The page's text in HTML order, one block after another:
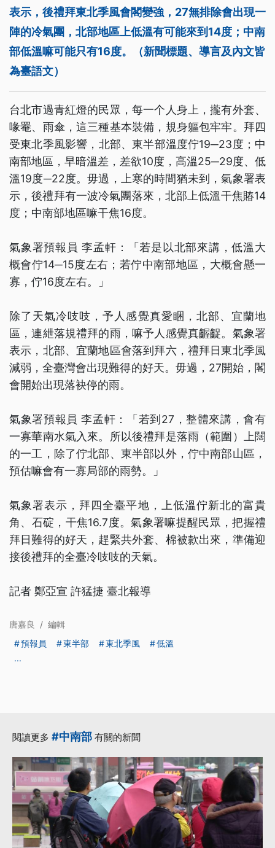
表示，後禮拜東北季風會閣變強，27無排除會出現一
陣的冷氣團，北部地區上低溫有可能來到14度；中南
部低溫嘛可能只有16度。（新聞標題、導言及內文皆
為臺語文）
台北市過青紅燈的民眾，每一个人身上，攏有外套、
喙罨、雨傘，這三種基本裝備，規身軀包牢牢。拜四
受東北季風影響，北部、東半部溫度佇19─23度；中
南部地區，早暗溫差，差欲10度，高溫25─29度、低
溫19度─22度。毋過，上寒的時間猶未到，氣象署表
示，後禮拜有一波冷氣團落來，北部上低溫干焦賰14
度；中南部地區嘛干焦16度。
氣象署預報員 李孟軒：「若是以北部來講，低溫大
概會佇14─15度左右；若佇中南部地區，大概會懸一
寡，佇16度左右。」
除了天氣冷吱吱，予人感覺真愛睏，北部、宜蘭地
區，連紲落規禮拜的雨，嘛予人感覺真齷齪。氣象署
表示，北部、宜蘭地區會落到拜六，禮拜日東北季風
減弱，全臺灣會出現難得的好天。毋過，27開始，閣
會開始出現落袂停的雨。
氣象署預報員 李孟軒：「若到27，整體來講，會有
一寡華南水氣入來。所以後禮拜是落雨（範圍）上闊
的一工，除了佇北部、東半部以外，佇中南部山區，
預估嘛會有一寡局部的雨勢。」
氣象署表示，拜四全臺平地，上低溫佇新北的富貴
角、石碇，干焦16.7度。氣象署嘛提醒民眾，把握禮
拜日難得的好天，趕緊共外套、棉被款出來，準備迎
接後禮拜的全臺冷吱吱的天氣。
記者 鄭亞宣 許猛捷 臺北報導
唐嘉良 / 編輯
預報員
東半部 東北季風
低溫
...
閱讀更多 #中南部 有關的新聞